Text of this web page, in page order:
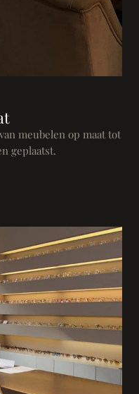
meubelen op maat tot
geplaatst.